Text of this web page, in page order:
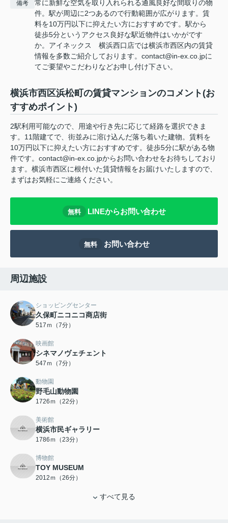
備考
常に新鮮な空気を取り入れられる通風良好な間取りの物
件。駅が周辺に2つあるので行動範囲が広がります。賃
料を10万円以下に抑えたい方におすすめです。駅から
徒歩5分というアクセス良好な駅近物件はいかがです
か。アイネックス 横浜西口店では横浜市西区内の賃貸
情報を多数ご紹介しております。contact@in-ex.co.jpに
てご要望やこだわりなどお申し付け下さい。
横浜市西区浜松町の賃貸マンションのコメント(お
すすめポイント)
2駅利用可能なので、用途や行き先に応じて経路を選択できま
す。11階建てで、街並みに溶け込んだ落ち着いた建物。賃料を
10万円以下に抑えたい方におすすめです。徒歩5分に駅がある物
件です。contact@in-ex.co.jpからお問い合わせをお待ちしており
ます。横浜市西区に根付いた賃貸情報をお届けいたしますので、
まずはお気軽にご連絡ください。
無料 LINEからお問い合わせ
無料 お問い合わせ
周辺施設
ショッピングセンター
久保町ニコニコ商店街
517ｍ（7分）
映画館
シネマノヴェチェント
547ｍ（7分）
動物園
野毛山動物園
1726ｍ（22分）
美術館
横浜市民ギャラリー
1786ｍ（23分）
博物館
TOY MUSEUM
2012ｍ（26分）
すべて見る